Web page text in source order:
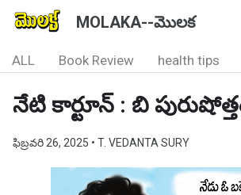
MOLAKA--మొలక
ALL Book Review health tips
నేటి కార్టూన్ : బి
ఫిబ్రవరి 26, 2025 • T. VEDANTA SURY